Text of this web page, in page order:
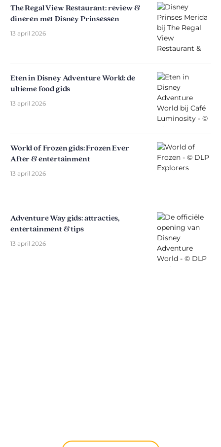
The Regal View Restaurant: review &
dineren met Disney Prinsessen
13 april 2026
Eten in Disney Adventure World: de
ultieme food gids
13 april 2026
World of Frozen gids: Frozen Ever
After & entertainment
13 april 2026
Adventure Way gids: attracties,
entertainment & tips
13 april 2026